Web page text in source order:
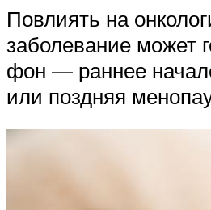
Повлиять на
заболевание может
фон — раннее
или поздняя